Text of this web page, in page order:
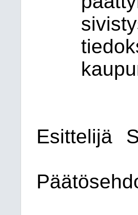
Esittelijä